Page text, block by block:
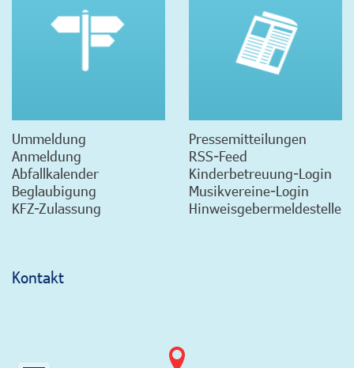
Ummeldung
Anmeldung
Abfallkalender
Beglaubigung
KFZ-Zulassung
Pressemitteilungen
RSS-Feed
Kinderbetreuung-Login
Musikvereine-Login
Hinweisgebermeldestelle
Kontakt